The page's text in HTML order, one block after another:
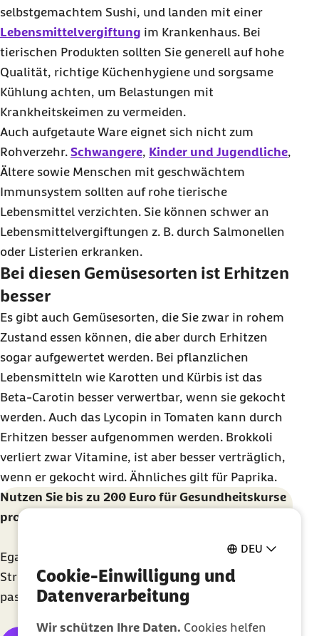
DEU
Cookie-Einwilligung und
Datenverarbeitung
Wir schützen Ihre Daten. Cookies helfen
selbstgemachtem Sushi, und landen mit einer
Lebensmittelvergiftung im Krankenhaus. Bei
tierischen Produkten sollten Sie generell auf hohe
Qualität, richtige Küchenhygiene und sorgsame
Kühlung achten, um Belastungen mit
Krankheitskeimen zu vermeiden.
Auch aufgetaute Ware eignet sich nicht zum
Rohverzehr. Schwangere, Kinder und Jugendliche,
Ältere sowie Menschen mit geschwächtem
Immunsystem sollten auf rohe tierische
Lebensmittel verzichten. Sie können schwer an
Lebensmittelvergiftungen z. B. durch Salmonellen
oder Listerien erkranken.
Bei diesen Gemüsesorten ist Erhitzen
besser
Es gibt auch Gemüsesorten, die Sie zwar in rohem
Zustand essen können, die aber durch Erhitzen
sogar aufgewertet werden. Bei pflanzlichen
Lebensmitteln wie Karotten und Kürbis ist das
Beta-Carotin besser verwertbar, wenn sie gekocht
werden. Auch das Lycopin in Tomaten kann durch
Erhitzen besser aufgenommen werden. Brokkoli
verliert zwar Vitamine, ist aber besser verträglich,
wenn er gekocht wird. Ähnliches gilt für Paprika.
Nutzen Sie bis zu 200 Euro für Gesundheitskurse
pro Jahr
Egal ob Bewegung, gesunde Ernährung oder
Stressbewältigung – finden Sie den für Sie
passenden Gesundheitskurs – Online oder vor Ort.